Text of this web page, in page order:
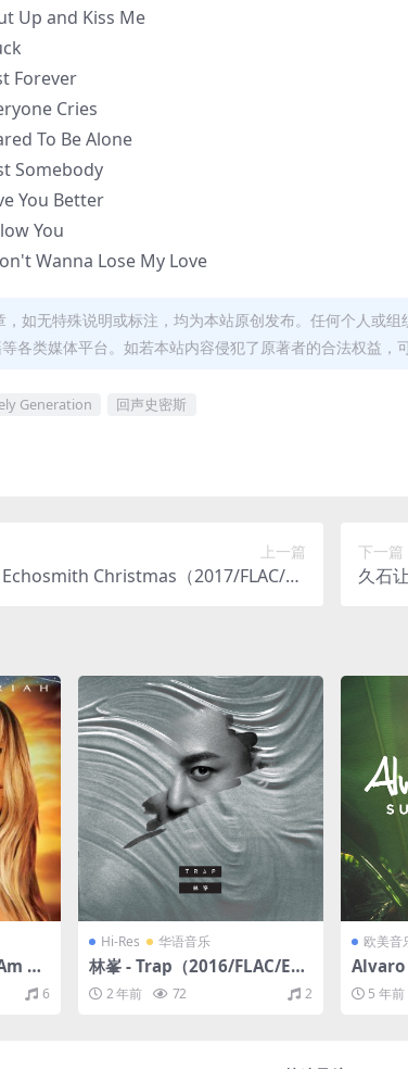
Up and Kiss Me
Forever
Cries
To Be Alone
Somebody
You Better
You
Wanna Lose My Love
，如无特殊说明或标注，均为本站原创发布。任何个人或
各类媒体平台。如若本站内容侵犯了原著者的合法权益，
Generation 回声史密斯
上一篇
Christmas（2017/FLAC/EP
下一篇
久石
M
6
Hi-Res 华语音乐
林峯 - Trap（2016/FLAC/EP
分轨/171M）(24bit/48kHz)
2 年前 72 2
欧美音
Alvaro
es
轨/
5 年前